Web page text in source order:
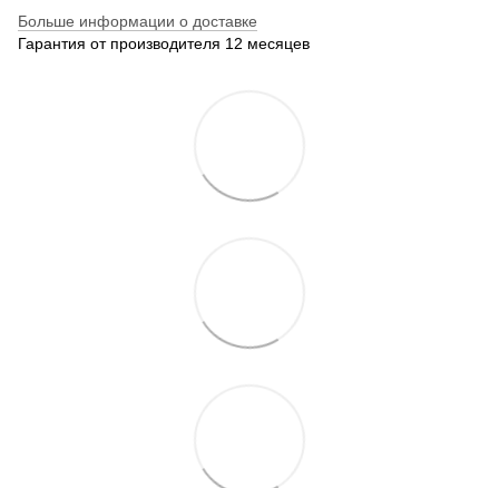
Больше информации о доставке
Гарантия от производителя 12 месяцев